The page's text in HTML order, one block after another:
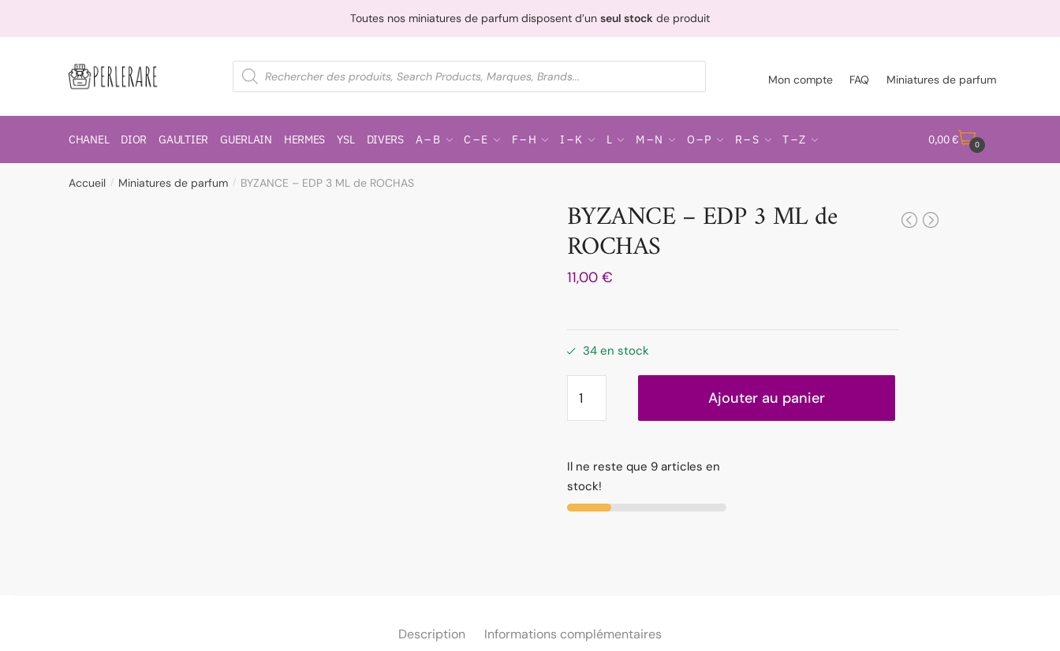
Toutes nos miniatures de parfum disposent d’un seul stock de produit
Mon compte FAQ Miniatures de parfum
CHANEL DIOR GAULTIER GUERLAIN HERMES YSL DIVERS A – B C – E F – H I – K L M – N O – P R – S T – Z 0,00 € 0
Accueil / Miniatures de parfum / BYZANCE – EDP 3 ML de ROCHAS
BYZANCE – EDP 3 ML de
ROCHAS
11,00 €
34 en stock
Ajouter au panier
Il ne reste que 9 articles en
stock!
Description Informations complémentaires